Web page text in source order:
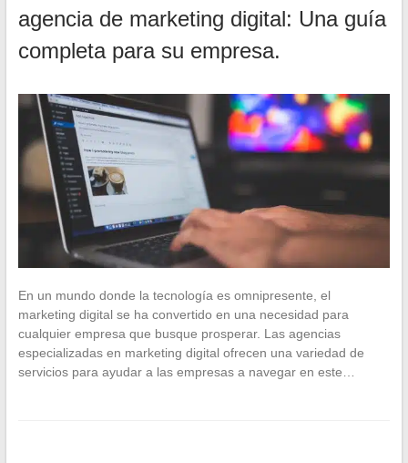
agencia de marketing digital: Una guía
completa para su empresa.
En un mundo donde la tecnología es omnipresente, el
marketing digital se ha convertido en una necesidad para
cualquier empresa que busque prosperar. Las agencias
especializadas en marketing digital ofrecen una variedad de
servicios para ayudar a las empresas a navegar en este…